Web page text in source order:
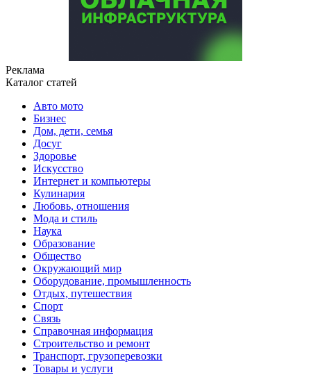
Реклама
Каталог статей
Авто мото
Бизнес
Дом, дети, семья
Досуг
Здоровье
Искусство
Интернет и компьютеры
Кулинария
Любовь, отношения
Мода и стиль
Наука
Образование
Общество
Окружающий мир
Оборудование, промышленность
Отдых, путешествия
Спорт
Связь
Справочная информация
Строительство и ремонт
Транспорт, грузоперевозки
Товары и услуги